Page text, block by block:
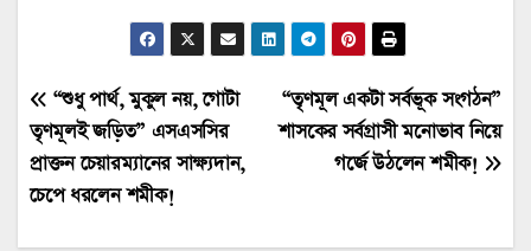
Post
navigation
“তৃণমূল একটা সর্বভূক সংগঠন”
শাসকের সর্বগ্রাসী মনোভাব নিয়ে
গর্জে উঠলেন শমীক!
“শুধু পার্থ, মুকুল নয়, গোটা
তৃণমূলই জড়িত” এসএসসির
প্রাক্তন চেয়ারম্যানের সাক্ষ্যদান,
চেপে ধরলেন শমীক!